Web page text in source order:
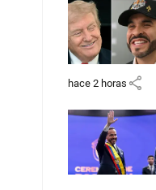
hace 2 horas share